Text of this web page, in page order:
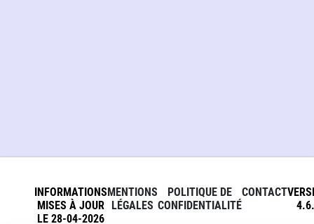
INFORMATIONS
MISES À JOUR
LE 28-04-2026
MENTIONS
LÉGALES
POLITIQUE DE
CONFIDENTIALITÉ
CONTACT